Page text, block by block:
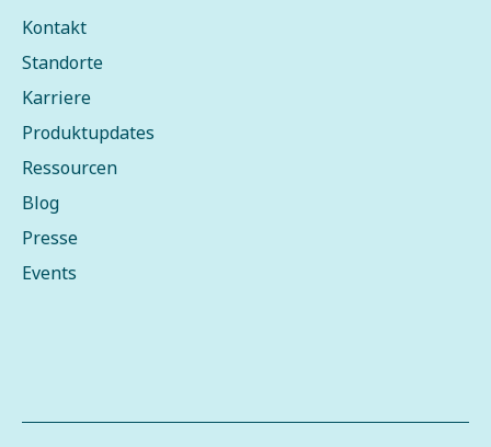
Kontakt
Standorte
Karriere
Produktupdates
Ressourcen
Blog
Presse
Events